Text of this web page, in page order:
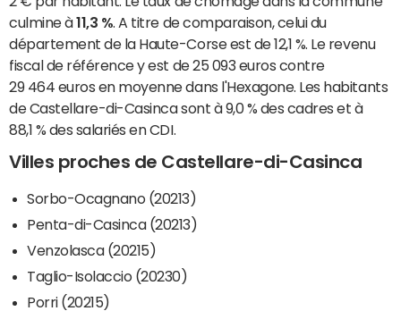
culmine à11,3 %. A titre de comparaison, celui du
département de la Haute-Corse est de 12,1 %. Le revenu
fiscal de référence y est de 25 093 euros contre
29 464 euros en moyenne dans l'Hexagone. Les habitants
de Castellare-di-Casinca sont à 9,0 % des cadres et à
88,1 % des salariés en CDI.
Villes proches de Castellare-di-Casinca
Sorbo-Ocagnano (20213)
Penta-di-Casinca (20213)
Venzolasca (20215)
Taglio-Isolaccio (20230)
Porri (20215)